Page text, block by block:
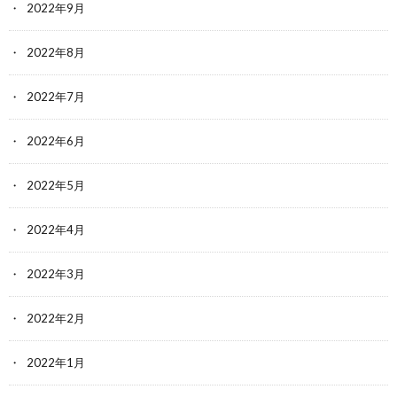
2022年9月
2022年8月
2022年7月
2022年6月
2022年5月
2022年4月
2022年3月
2022年2月
2022年1月